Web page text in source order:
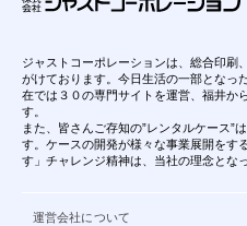
ジャストコーポレーションは、総合印刷
がけております。今日生活の一部となっ
在では３０の専門サイトを運営、福井か
す。
また、皆さんご存知の”レンタルケース”
す。ケースの開発が様々な事業展開をす
す」チャレンジ精神は、当社の理念とな
運営会社について